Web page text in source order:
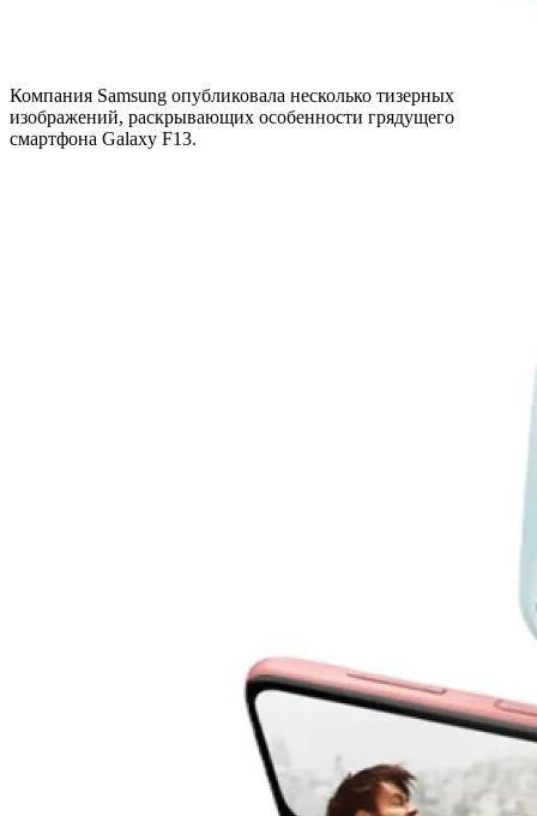
Компания Samsung опубликовала несколько тизерных
изображений, раскрывающих особенности грядущего
смартфона Galaxy F13.